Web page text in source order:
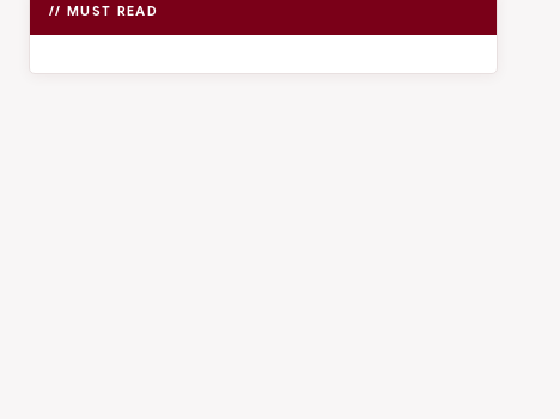
// MUST READ